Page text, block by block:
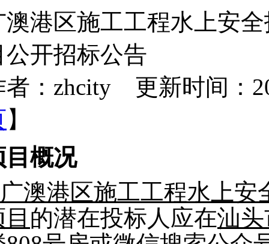
澳港区施工工程水上安
公开招标公告
者：zhcity 更新时间：
】
目概况
广澳港区施工工程水上
的潜在投标人应在汕